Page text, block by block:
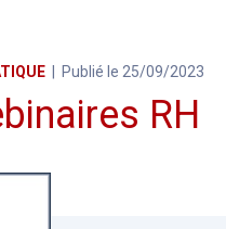
Publié le 25/09/2023
RH